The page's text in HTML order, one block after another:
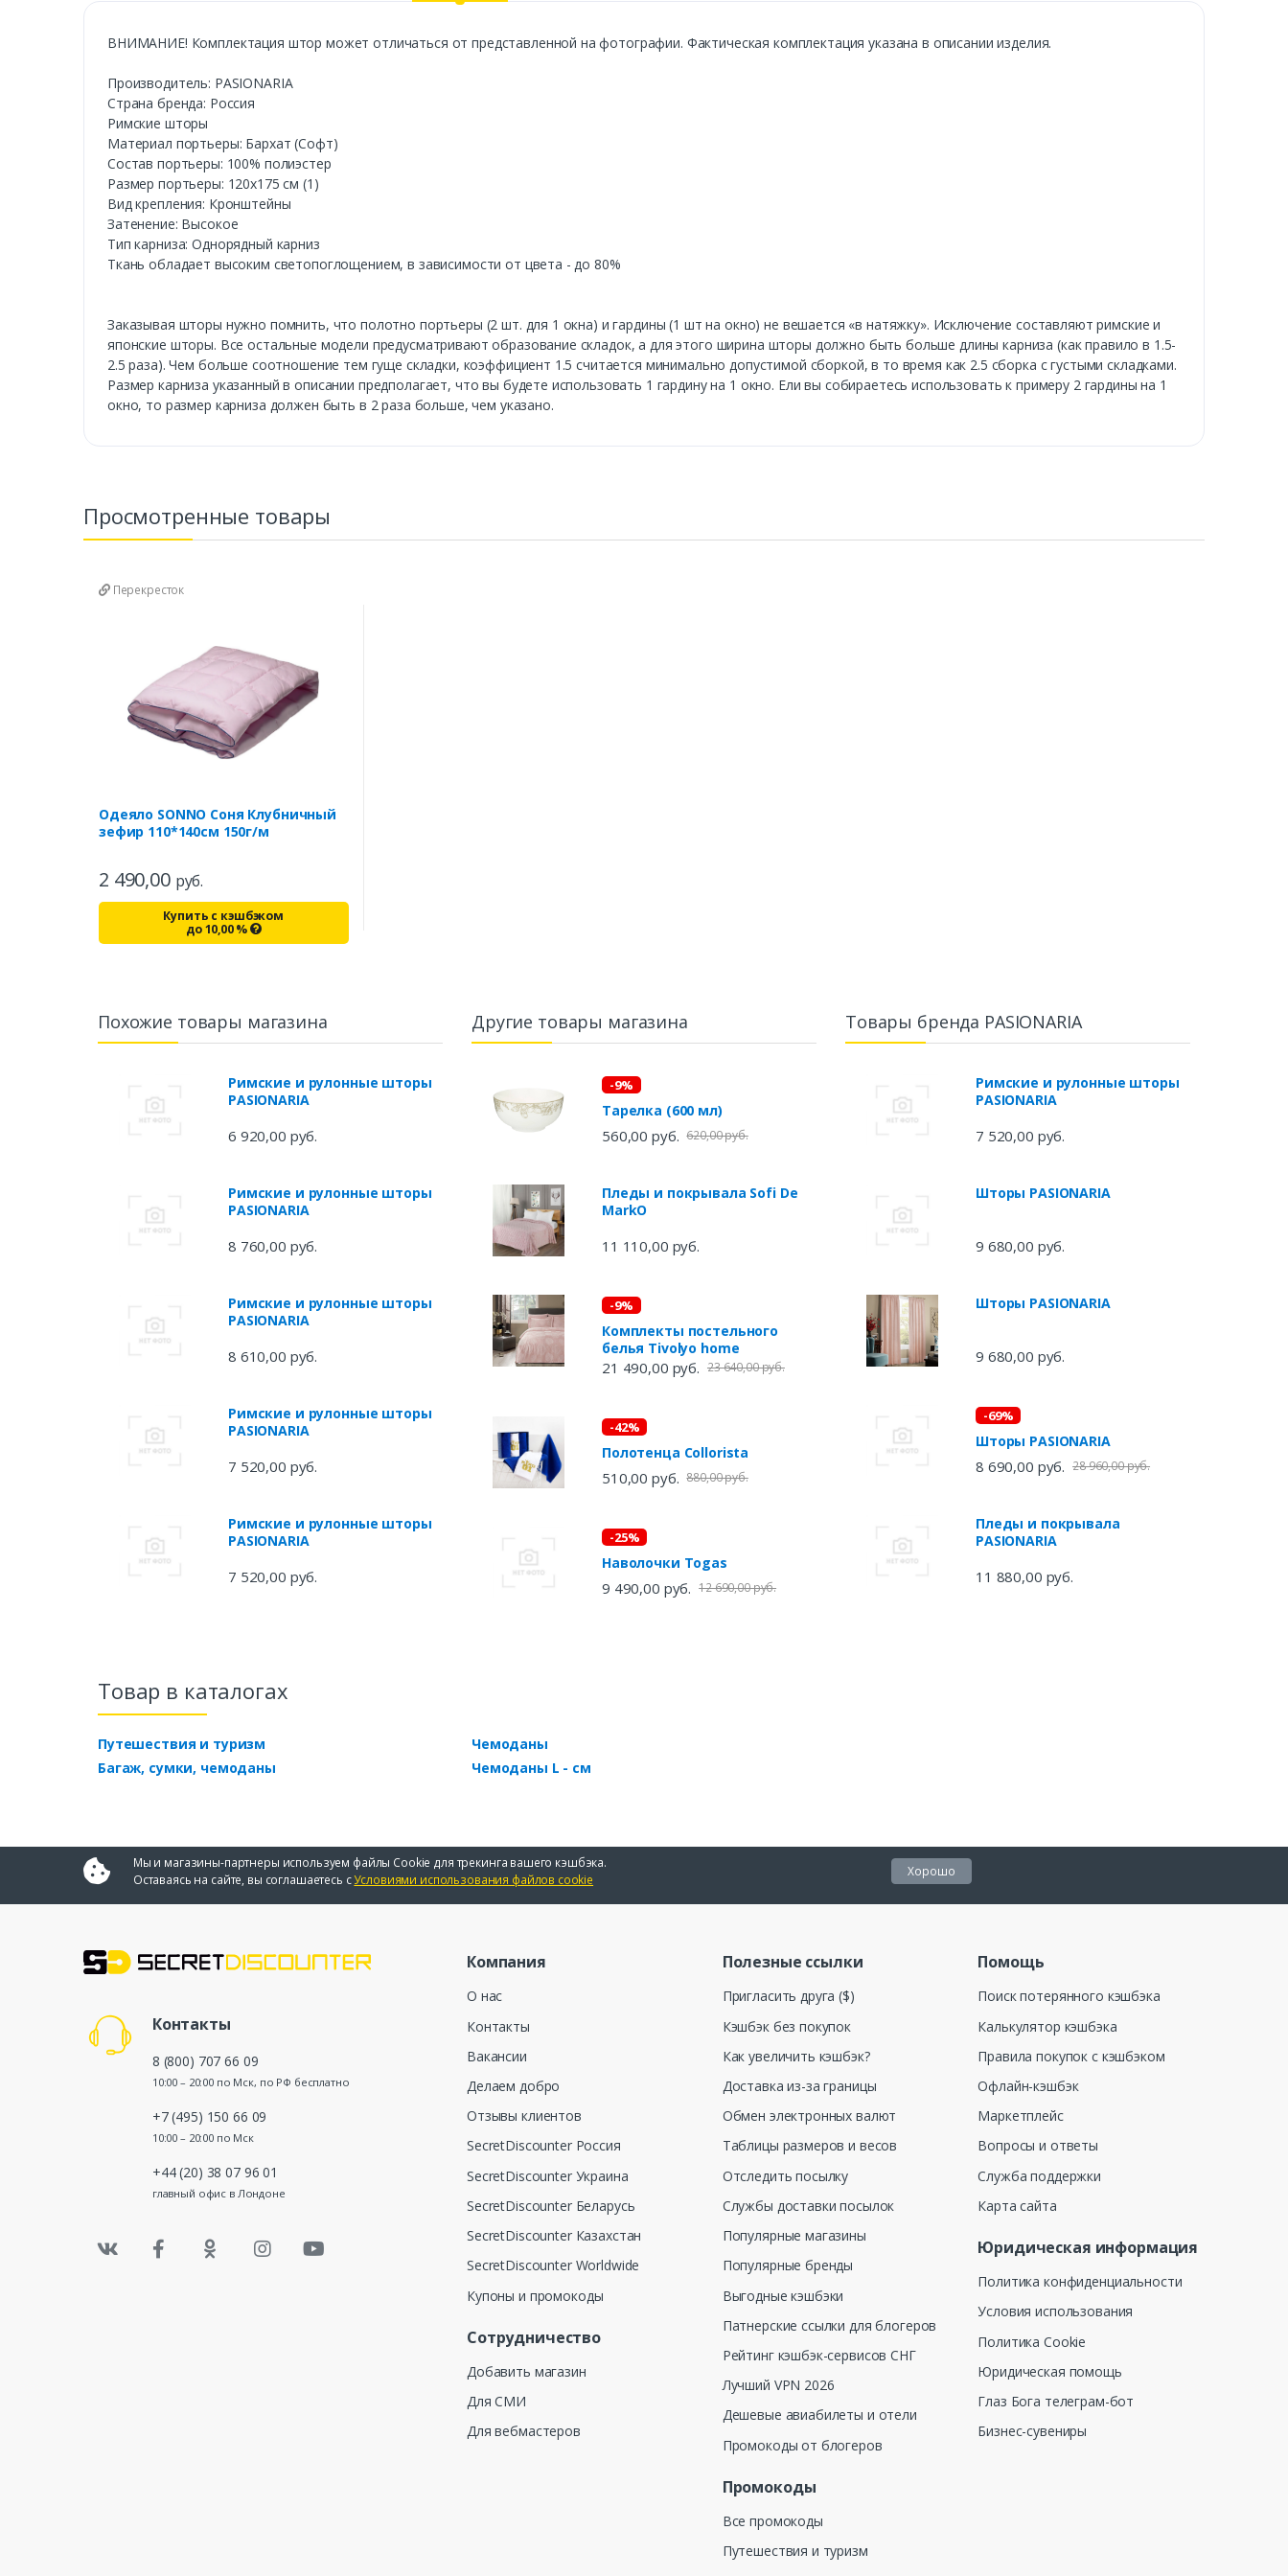
ВНИМАНИЕ! Комплектация штор может отличаться от представленной на фотографии. Фактическая комплектация указана в описании изделия.
Производитель: PASIONARIA
Страна бренда: Россия
Римские шторы
Материал портьеры: Бархат (Софт)
Состав портьеры: 100% полиэстер
Размер портьеры: 120х175 см (1)
Вид крепления: Кронштейны
Затенение: Высокое
Тип карниза: Однорядный карниз
Ткань обладает высоким светопоглощением, в зависимости от цвета - до 80%
Заказывая шторы нужно помнить, что полотно портьеры (2 шт. для 1 окна) и гардины (1 шт на окно) не вешается «в натяжку». Исключение составляют римские и
японские шторы. Все остальные модели предусматривают образование складок, а для этого ширина шторы должно быть больше длины карниза (как правило в 1.5-
2.5 раза). Чем больше соотношение тем гуще складки, коэффициент 1.5 считается минимально допустимой сборкой, в то время как 2.5 сборка с густыми складками.
Размер карниза указанный в описании предполагает, что вы будете использовать 1 гардину на 1 окно. Ели вы собираетесь использовать к примеру 2 гардины на 1
окно, то размер карниза должен быть в 2 раза больше, чем указано.
Просмотренные товары
Перекресток
Одеяло SONNO Соня Клубничный
зефир 110*140см 150г/м
2 490,00 руб.
Купить с кэшбэком
до10,00%
Похожие товары магазина
Римские и рулонные шторы
PASIONARIA
6 920,00 руб.
Римские и рулонные шторы
PASIONARIA
8 760,00 руб.
Римские и рулонные шторы
PASIONARIA
8 610,00 руб.
Римские и рулонные шторы
PASIONARIA
7 520,00 руб.
Римские и рулонные шторы
PASIONARIA
7 520,00 руб.
Другие товары магазина
-9%
Тарелка (600 мл)
560,00 руб. 620,00 руб.
Пледы и покрывала Sofi De
MarkO
11 110,00 руб.
-9%
Комплекты постельного
белья Tivolyo home
21 490,00 руб. 23 640,00 руб.
-42%
Полотенца Collorista
510,00 руб. 880,00 руб.
-25%
Наволочки Togas
9 490,00 руб. 12 690,00 руб.
Товары бренда PASIONARIA
Римские и рулонные шторы
PASIONARIA
7 520,00 руб.
Шторы PASIONARIA
9 680,00 руб.
Шторы PASIONARIA
9 680,00 руб.
-69%
Шторы PASIONARIA
8 690,00 руб. 28 960,00 руб.
Пледы и покрывала
PASIONARIA
11 880,00 руб.
Товар в каталогах
Путешествия и туризм
Багаж, сумки, чемоданы
Чемоданы
Чемоданы L - см
Мы и магазины-партнеры используем файлы Cookie для трекинга вашего кэшбэка.
Оставаясь на сайте, вы соглашаетесь сУсловиями использования файлов cookie
Хорошо
Контакты
8 (800) 707 66 09
10:00 – 20:00 по Мск, по РФ бесплатно
+7 (495) 150 66 09
10:00 – 20:00 по Мск
+44 (20) 38 07 96 01
главный офис в Лондоне
Компания
О нас
Контакты
Вакансии
Делаем добро
Отзывы клиентов
SecretDiscounter Россия
SecretDiscounter Украина
SecretDiscounter Беларусь
SecretDiscounter Казахстан
SecretDiscounter Worldwide
Купоны и промокоды
Сотрудничество
Добавить магазин
Для СМИ
Для вебмастеров
Полезные ссылки
Пригласить друга ($)
Кэшбэк без покупок
Как увеличить кэшбэк?
Доставка из-за границы
Обмен электронных валют
Таблицы размеров и весов
Отследить посылку
Службы доставки посылок
Популярные магазины
Популярные бренды
Выгодные кэшбэки
Патнерские ссылки для блогеров
Рейтинг кэшбэк-сервисов СНГ
Лучший VPN 2026
Дешевые авиабилеты и отели
Промокоды от блогеров
Промокоды
Все промокоды
Путешествия и туризм
Помощь
Поиск потерянного кэшбэка
Калькулятор кэшбэка
Правила покупок с кэшбэком
Офлайн-кэшбэк
Маркетплейс
Вопросы и ответы
Служба поддержки
Карта сайта
Юридическая информация
Политика конфиденциальности
Условия использования
Политика Cookie
Юридическая помощь
Глаз Бога телеграм-бот
Бизнес-сувениры